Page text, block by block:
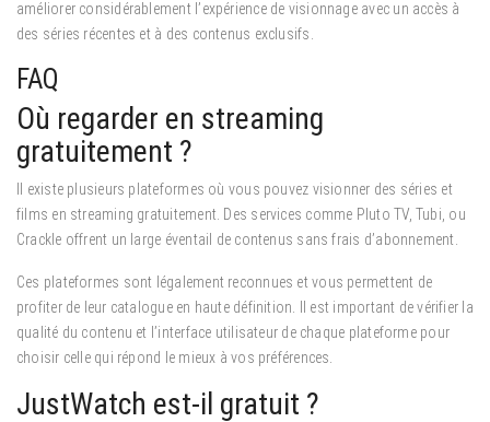
améliorer considérablement l’expérience de visionnage avec un accès à
des séries récentes et à des contenus exclusifs.
FAQ
Où regarder en streaming
gratuitement ?
Il existe plusieurs plateformes où vous pouvez visionner des séries et
films en streaming gratuitement. Des services comme Pluto TV, Tubi, ou
Crackle offrent un large éventail de contenus sans frais d’abonnement.
Ces plateformes sont légalement reconnues et vous permettent de
profiter de leur catalogue en haute définition. Il est important de vérifier la
qualité du contenu et l’interface utilisateur de chaque plateforme pour
choisir celle qui répond le mieux à vos préférences.
JustWatch est-il gratuit ?